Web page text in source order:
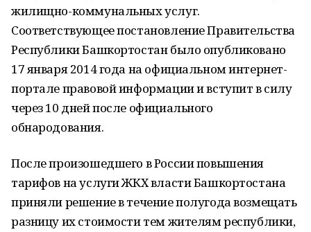
жилищно-коммунальных услуг.
Соответствующее постановление Правительства
Республики Башкортостан было опубликовано
17 января 2014 года на официальном интернет-
портале правовой информации и вступит в силу
через 10 дней после официального
обнародования.
После произошедшего в России повышения
тарифов на услуги ЖКХ власти Башкортостана
приняли решение в течение полугода возмещать
разницу их стоимости тем жителям республики,